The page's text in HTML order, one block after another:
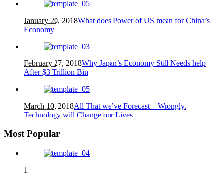
January 20, 2018What does Power of US mean for China’s
Economy
February 27, 2018Why Japan’s Economy Still Needs help
After $3 Trillion Bin
March 10, 2018All That we’ve Forecast – Wrongly.
Technology will Change our Lives
Most Popular
1